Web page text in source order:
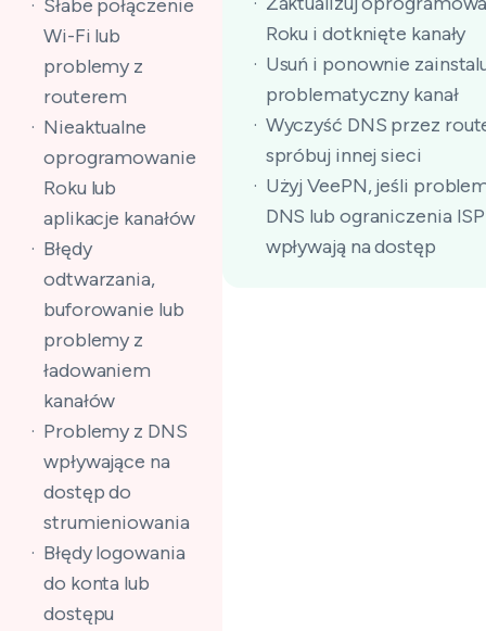
Słabe połączenie
Wi-Fi lub
problemy z
routerem
Nieaktualne
oprogramowanie
Roku lub
aplikacje kanałów
Błędy
odtwarzania,
buforowanie lub
problemy z
ładowaniem
kanałów
Problemy z DNS
wpływające na
dostęp do
strumieniowania
Błędy logowania
do konta lub
dostępu
Roku i dotknięte kanały
Usuń i ponownie
problematyczny kanał
Wyczyść DNS przez
spróbuj innej sieci
Użyj VeePN, jeśli
DNS lub ograniczenia ISP
wpływają na dostęp